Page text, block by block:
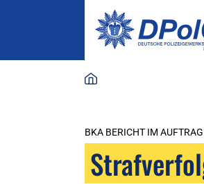
BKA BERICHT IM